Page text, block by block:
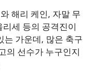
해리 케인, 자말 무
세 등의 공격진이
는 가운데, 많은 축구
의 선수가 누구인지